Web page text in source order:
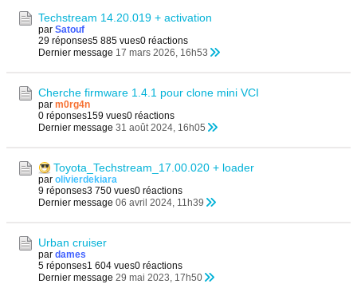
Techstream 14.20.019 + activation
par Satouf
29 réponses5 885 vues0 réactions
Dernier message 17 mars 2026, 16h53
Cherche firmware 1.4.1 pour clone mini VCI
par m0rg4n
0 réponses159 vues0 réactions
Dernier message 31 août 2024, 16h05
Toyota_Techstream_17.00.020 + loader
par olivierdekiara
9 réponses3 750 vues0 réactions
Dernier message 06 avril 2024, 11h39
Urban cruiser
par dames
5 réponses1 604 vues0 réactions
Dernier message 29 mai 2023, 17h50